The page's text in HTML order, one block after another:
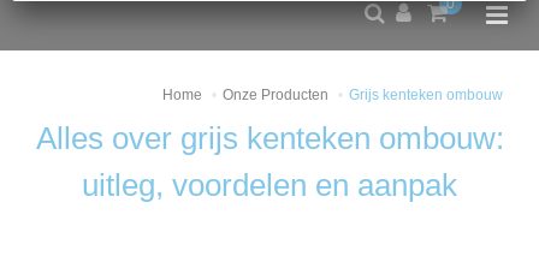
0
Home Onze Producten Grijs kenteken ombouw
Alles over grijs kenteken ombouw:
uitleg, voordelen en aanpak